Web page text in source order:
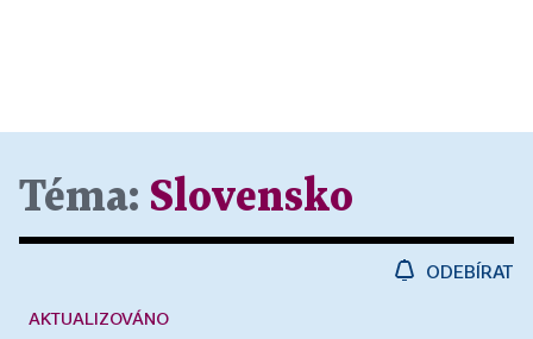
Téma: Slovensko
ODEBÍRAT
AKTUALIZOVÁNO